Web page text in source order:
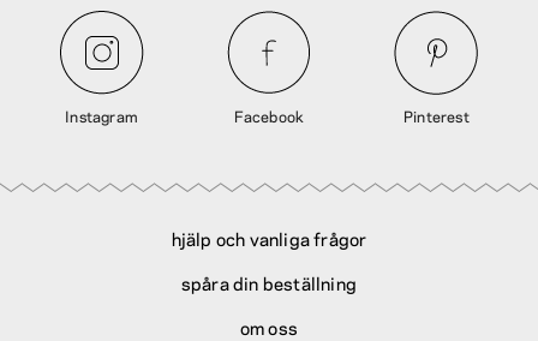
Instagram Facebook Pinterest
hjälp och vanliga frågor
spåra din beställning
om oss